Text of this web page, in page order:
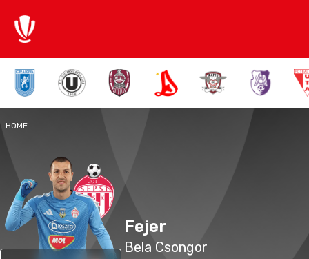
HOME
Fejer
Bela Csongor